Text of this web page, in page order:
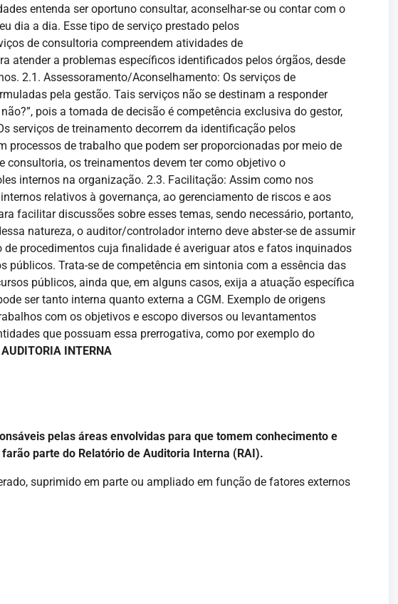
entenda ser oportuno consultar, aconselhar-se ou contar com o
dia a dia. Esse tipo de serviço prestado pelos
de consultoria compreendem atividades de
atender a problemas específicos identificados pelos órgãos, desde
2.1. Assessoramento/Aconselhamento: Os serviços de
pela gestão. Tais serviços não se destinam a responder
pois a tomada de decisão é competência exclusiva do gestor,
serviços de treinamento decorrem da identificação pelos
de trabalho que podem ser proporcionadas por meio de
consultoria, os treinamentos devem ter como objetivo o
internos na organização. 2.3. Facilitação: Assim como nos
relativos à governança, ao gerenciamento de riscos e aos
facilitar discussões sobre esses temas, sendo necessário, portanto,
natureza, o auditor/controlador interno deve abster-se de assumir
de procedimentos cuja finalidade é averiguar atos e fatos inquinados
Trata-se de competência em sintonia com a essência das
públicos, ainda que, em alguns casos, exija a atuação específica
ser tanto interna quanto externa a CGM. Exemplo de origens
com os objetivos e escopo diversos ou levantamentos
que possuam essa prerrogativa, como por exemplo do
INTERNA
pelas áreas envolvidas para que tomem conhecimento e
parte do Relatório de Auditoria Interna (RAI).
suprimido em parte ou ampliado em função de fatores externos